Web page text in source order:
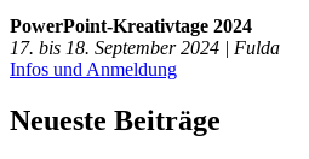
PowerPoint-Kreativtage 2024
17. bis 18. September 2024 | Fulda
Infos und Anmeldung
Neueste Beiträge